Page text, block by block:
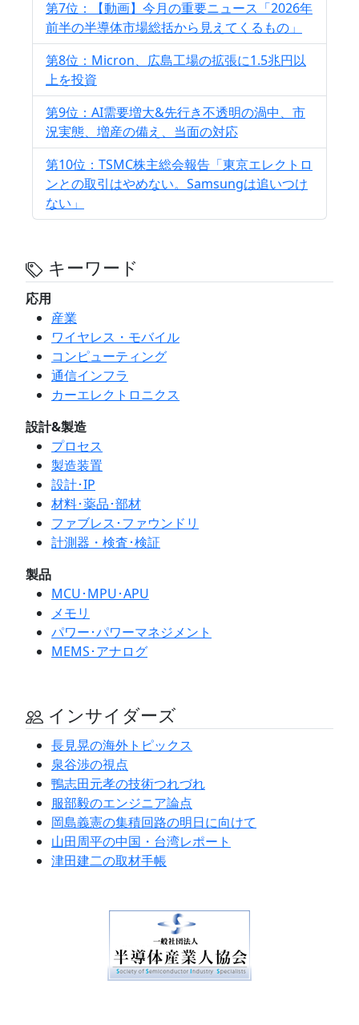
第7位：【動画】今月の重要ニュース「2026年
前半の半導体市場総括から見えてくるもの」
第8位：Micron、広島工場の拡張に1.5兆円以
上を投資
第9位：AI需要増大&先行き不透明の渦中、市
況実態、増産の備え、当面の対応
第10位：TSMC株主総会報告「東京エレクトロ
ンとの取引はやめない。Samsungは追いつけ
ない」
キーワード
応用
産業
ワイヤレス・モバイル
コンピューティング
通信インフラ
カーエレクトロニクス
設計&製造
プロセス
製造装置
設計･IP
材料･薬品･部材
ファブレス･ファウンドリ
計測器・検査･検証
製品
MCU･MPU･APU
メモリ
パワー･パワーマネジメント
MEMS･アナログ
インサイダーズ
長見晃の海外トピックス
泉谷渉の視点
鴨志田元孝の技術つれづれ
服部毅のエンジニア論点
岡島義憲の集積回路の明日に向けて
山田周平の中国・台湾レポート
津田建二の取材手帳